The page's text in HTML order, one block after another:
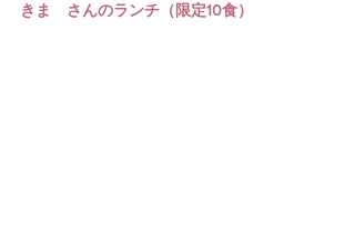
きまゝさんのランチ（限定10食）